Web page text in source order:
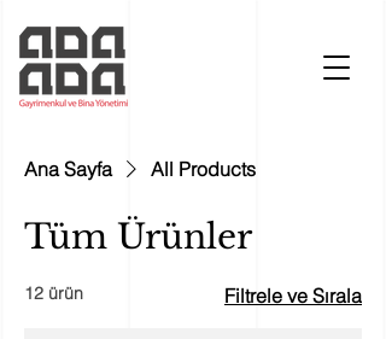
Ana Sayfa All Products
Tüm Ürünler
12 ürün Filtrele ve Sırala